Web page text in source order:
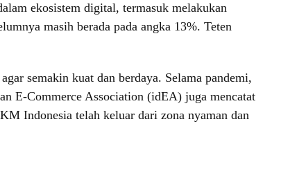
ekosistem digital, termasuk melakukan
masih berada pada angka 13%. Teten
semakin kuat dan berdaya. Selama pandemi,
E-Commerce Association (idEA) juga mencatat
Indonesia telah keluar dari zona nyaman dan